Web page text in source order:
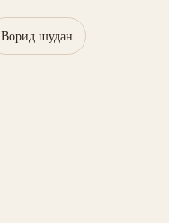
Ворид шудан